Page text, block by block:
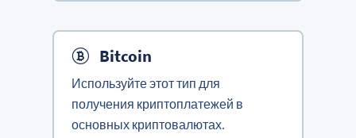
Bitcoin
Используйте этот тип для
получения криптоплатежей в
основных криптовалютах.